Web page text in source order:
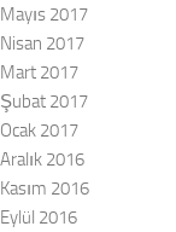
Mayıs 2017
Nisan 2017
Mart 2017
Şubat 2017
Ocak 2017
Aralık 2016
Kasım 2016
Eylül 2016